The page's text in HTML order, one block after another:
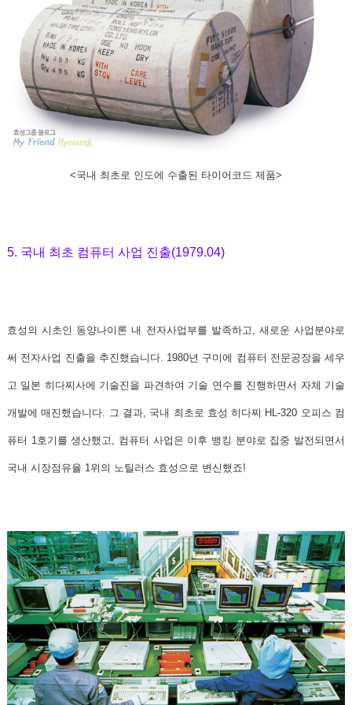
<국내 최초로 인도에 수출된 타이어코드 제품>
5. 국내 최초 컴퓨터 사업 진출(1979.04)
효성의 시초인 동양나이론 내 전자사업부를 발족하고, 새로운 사업분야로
써 전자사업 진출을 추진했습니다. 1980년 구미에 컴퓨터 전문공장을 세우
고 일본 히다찌사에 기술진을 파견하여 기술 연수를 진행하면서 자체 기술
개발에 매진했습니다. 그 결과, 국내 최초로 효성 히다찌 HL-320 오피스 컴
퓨터 1호기를 생산했고, 컴퓨터 사업은 이후 뱅킹 분야로 집중 발전되면서
국내 시장점유율 1위의 노틸러스 효성으로 변신했죠!